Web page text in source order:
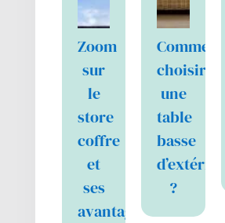
Zoom
sur
le
store
coffre
et
ses
avantages
Comment
choisir
une
table
basse
d’extérieur
?